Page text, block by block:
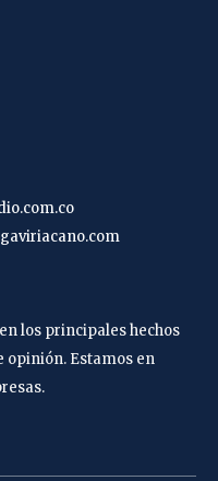
los principales hechos
opinión. Estamos en